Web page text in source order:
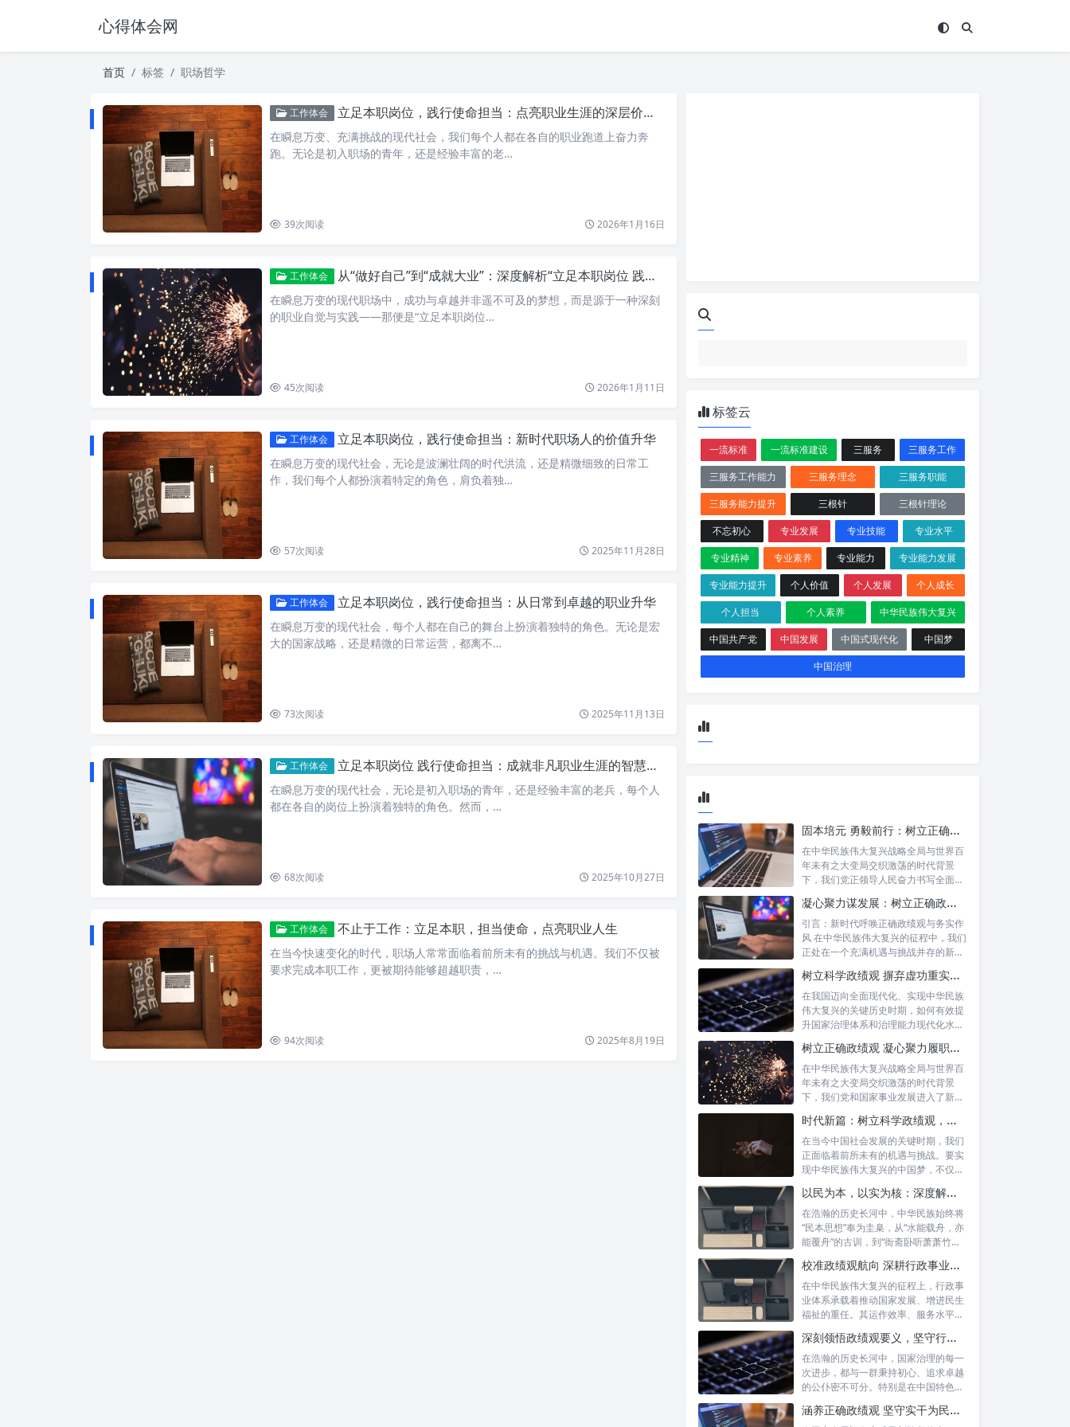
心得体会网
首页 标签 职场哲学
工作体会 立足本职岗位，践行使命担当：点亮职业生涯的深层价值与卓越贡献
在瞬息万变、充满挑战的现代社会，我们每个人都在各自的职业跑道上奋力奔
跑。无论是初入职场的青年，还是经验丰富的老…
39次阅读 2026年1月16日
工作体会 从“做好自己”到“成就大业”：深度解析“立足本职岗位 践行使命担当”的职场哲学
在瞬息万变的现代职场中，成功与卓越并非遥不可及的梦想，而是源于一种深刻
的职业自觉与实践——那便是“立足本职岗位…
45次阅读 2026年1月11日
工作体会 立足本职岗位，践行使命担当：新时代职场人的价值升华
在瞬息万变的现代社会，无论是波澜壮阔的时代洪流，还是精微细致的日常工
作，我们每个人都扮演着特定的角色，肩负着独…
57次阅读 2025年11月28日
工作体会 立足本职岗位，践行使命担当：从日常到卓越的职业升华
在瞬息万变的现代社会，每个人都在自己的舞台上扮演着独特的角色。无论是宏
大的国家战略，还是精微的日常运营，都离不…
73次阅读 2025年11月13日
工作体会 立足本职岗位 践行使命担当：成就非凡职业生涯的智慧与力量
在瞬息万变的现代社会，无论是初入职场的青年，还是经验丰富的老兵，每个人
都在各自的岗位上扮演着独特的角色。然而，…
68次阅读 2025年10月27日
工作体会 不止于工作：立足本职，担当使命，点亮职业人生
在当今快速变化的时代，职场人常常面临着前所未有的挑战与机遇。我们不仅被
要求完成本职工作，更被期待能够超越职责，…
94次阅读 2025年8月19日
标签云
一流标准 一流标准建设 三服务
三服务工作
三服务工作能力
三服务理念
三服务职能
三服务能力提升
三根针
三根针理论
不忘初心
专业发展 专业技能
专业水平
专业精神
专业素养 专业能力
专业能力发展
专业能力提升
个人价值 个人发展
个人成长
个人担当
个人素养
中华民族伟大复兴
中国共产党
中国发展 中国式现代化
中国梦
中国治理
固本培元 勇毅前行：树立正确政绩观，坚守初心勇担当的时代命题与实践方略
在中华民族伟大复兴战略全局与世界百
年未有之大变局交织激荡的时代背景
下，我们党正领导人民奋力书写全面建
凝心聚力谋发展：树立正确政绩理念，锤炼务实工作作风
引言：新时代呼唤正确政绩观与务实作
风 在中华民族伟大复兴的征程中，我们
正处在一个充满机遇与挑战并存的新时
树立科学政绩观 摒弃虚功重实绩：迈向高质量发展的必由之路
在我国迈向全面现代化、实现中华民族
伟大复兴的关键历史时期，如何有效提
升国家治理体系和治理能力现代化水
树立正确政绩观 凝心聚力履职尽责：新时代干事创业的根本遵循
在中华民族伟大复兴战略全局与世界百
年未有之大变局交织激荡的时代背景
下，我们党和国家事业发展进入了新的
时代新篇：树立科学政绩观，摒弃虚功重实绩，迈向高质量发展
在当今中国社会发展的关键时期，我们
正面临着前所未有的机遇与挑战。要实
现中华民族伟大复兴的中国梦，不仅需
以民为本，以实为核：深度解析坚守为民初心与正确政绩观念的融合路径
在浩瀚的历史长河中，中华民族始终将
“民本思想”奉为圭臬，从“水能载舟，亦
能覆舟”的古训，到“衙斋卧听萧萧竹，
校准政绩观航向 深耕行政事业本职：新时代高质量发展的核心密码
在中华民族伟大复兴的征程上，行政事
业体系承载着推动国家发展、增进民生
福祉的重任。其运作效率、服务水平乃
深刻领悟政绩观要义，坚守行政事业初心：新时代公仆的使命与担当
在浩瀚的历史长河中，国家治理的每一
次进步，都与一群秉持初心、追求卓越
的公仆密不可分。特别是在中国特色社
涵养正确政绩观 坚守实干为民情怀：新时代干部成长的双重基石